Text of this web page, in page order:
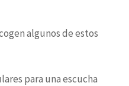
algunos de estos
para una escucha